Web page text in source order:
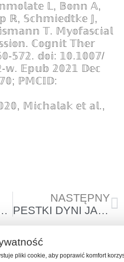
𝕃, 𝔹𝕠𝕟𝕟 𝔸,
ℝ, 𝕊𝕔𝕙𝕞𝕚𝕖𝕕𝕥𝕜𝕖 𝕁,
𝕋. 𝕄𝕪𝕠𝕗𝕒𝕤𝕔𝕚𝕒𝕝
ℂ𝕠𝕘𝕟𝕚𝕥 𝕋𝕙𝕖𝕣
𝟝𝟟𝟚. 𝕕𝕠𝕚: 𝟙𝟘.𝟙𝟘𝟘𝟟/
𝕨. 𝔼𝕡𝕦𝕓 𝟚𝟘𝟚𝟙 𝔻𝕖𝕔
ℙ𝕄ℂ𝕀𝔻:
𝕄𝕚𝕔𝕙𝕒𝕝𝕒𝕜 𝕖𝕥 𝕒𝕝.,
PRZED KLESZCZAMI I NUŻEŃCEM U PSA
NASTĘPNY
PESTKI DYNI JAKO NATURALNY SPOSÓB NA ODROBACZENIE PSA/KOTA
pliki cookie, aby poprawić komfort